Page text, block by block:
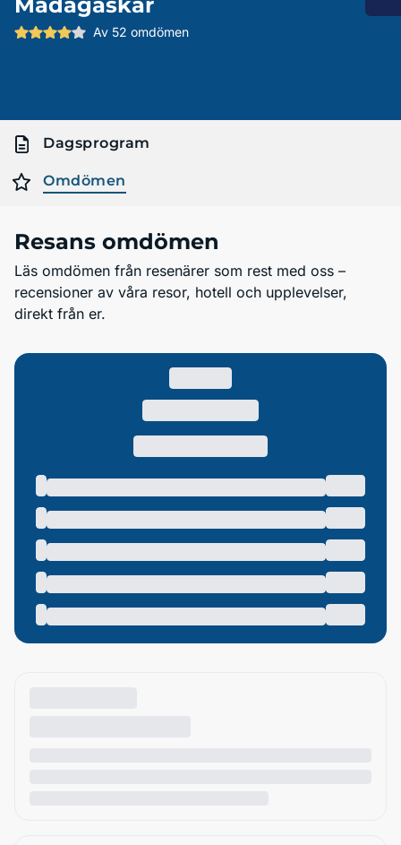
Av 52 omdömen
Dagsprogram
Omdömen
Resans omdömen
Läs omdömen från resenärer som rest med oss –
recensioner av våra resor, hotell och upplevelser,
direkt från er.